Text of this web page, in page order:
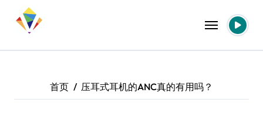
首页 压耳式耳机的ANC真的有用吗？